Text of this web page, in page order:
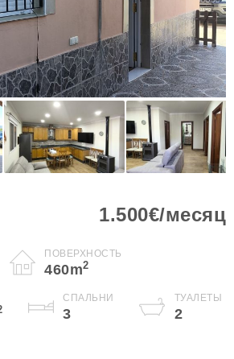
1.500€/месяц
ПОВЕРХНОСТЬ
460m2
СПАЛЬНИ
3
ТУАЛЕТЫ
2